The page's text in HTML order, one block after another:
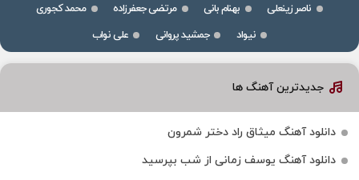
ناصر زینعلی
بهنام بانی مرتضی جعفرزاده
محمد کجوری
نیواد
جمشید پروانی علی نواب
جدیدترین آهنگ ها
دانلود آهنگ میثاق راد دختر شمرون
دانلود آهنگ یوسف زمانی از شب بپرسید